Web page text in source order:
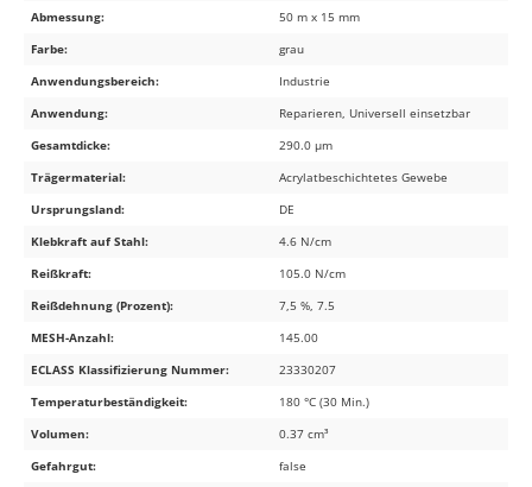
Abmessung:
50 m x 15 mm
Farbe:
grau
Anwendungsbereich:
Industrie
Anwendung:
Reparieren, Universell einsetzbar
Gesamtdicke:
290.0 µm
Trägermaterial:
Acrylatbeschichtetes Gewebe
Ursprungsland:
DE
Klebkraft auf Stahl:
4.6 N/cm
Reißkraft:
105.0 N/cm
Reißdehnung (Prozent):
7,5 %, 7.5
MESH-Anzahl:
145.00
ECLASS Klassifizierung Nummer:
23330207
Temperaturbeständigkeit:
180 °C (30 Min.)
Volumen:
0.37 cm³
Gefahrgut:
false